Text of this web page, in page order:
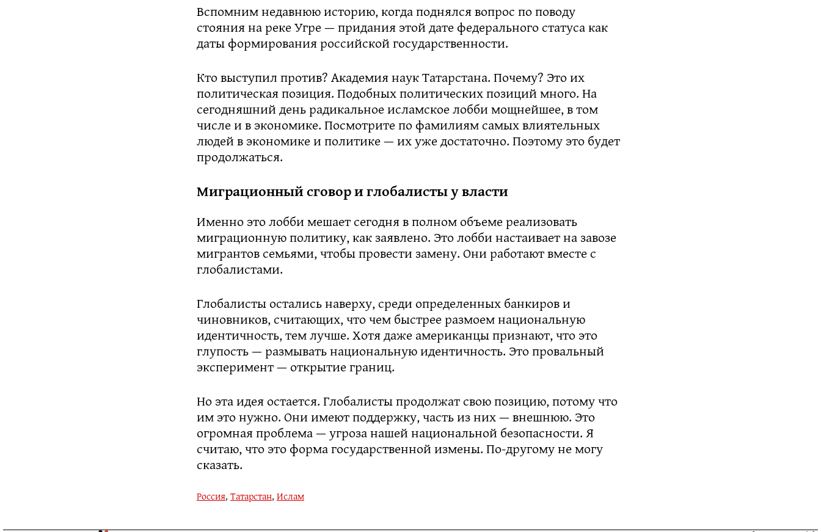
Вспомним недавнюю историю, когда поднялся вопрос по поводу
стояния на реке Угре — придания этой дате федерального статуса как
даты формирования российской государственности.
Кто выступил против? Академия наук Татарстана. Почему? Это их
политическая позиция. Подобных политических позиций много. На
сегодняшний день радикальное исламское лобби мощнейшее, в том
числе и в экономике. Посмотрите по фамилиям самых влиятельных
людей в экономике и политике — их уже достаточно. Поэтому это будет
продолжаться.
Миграционный сговор и глобалисты у власти
Именно это лобби мешает сегодня в полном объеме реализовать
миграционную политику, как заявлено. Это лобби настаивает на завозе
мигрантов семьями, чтобы провести замену. Они работают вместе с
глобалистами.
Глобалисты остались наверху, среди определенных банкиров и
чиновников, считающих, что чем быстрее размоем национальную
идентичность, тем лучше. Хотя даже американцы признают, что это
глупость — размывать национальную идентичность. Это провальный
эксперимент — открытие границ.
Но эта идея остается. Глобалисты продолжат свою позицию, потому что
им это нужно. Они имеют поддержку, часть из них — внешнюю. Это
огромная проблема — угроза нашей национальной безопасности. Я
считаю, что это форма государственной измены. По-другому не могу
сказать.
Россия, Татарстан, Ислам